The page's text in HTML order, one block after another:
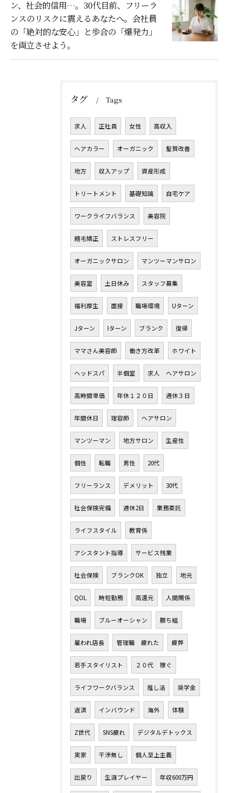
ン、社会的信用…。30代目前、フリーラ
ンスのリスクに震えるあなたへ。会社員
の「絶対的な安心」と歩合の「爆発力」
を両立させよう。
タグ Tags
求人 正社員 女性 高収入
ヘアカラー オーガニック 髪質改善
地方 収入アップ 資産形成
トリートメント 基礎知識 自宅ケア
ワークライフバランス 美容院
縮毛矯正 ストレスフリー
オーガニックサロン マンツーマンサロン
美容室 土日休み スタッフ募集
福利厚生 面接 職場環境 Uターン
Jターン Iターン ブランク 復帰
ママさん美容師 働き方改革 ホワイト
ヘッドスパ 半個室 求人 ヘアサロン
高時間単価 年休１２０日 週休３日
年間休日 理容師 ヘアサロン
マンツーマン 地方サロン 生産性
個性 転職 男性 20代
フリーランス デメリット 30代
社会保険完備 週休2日 業務委託
ライフスタイル 教育係
アシスタント指導 サービス残業
社会保険 ブランクOK 独立 地元
QOL 時短勤務 高還元 人間関係
職場 ブルーオーシャン 勝ち組
雇われ店長 管理職 疲れた 疲弊
若手スタイリスト ２０代 稼ぐ
ライフワークバランス 推し活 奨学金
返済 インバウンド 海外 体験
Z世代 SNS疲れ デジタルデトックス
実家 干渉無し 個人至上主義
出戻り 生涯プレイヤー 年収600万円